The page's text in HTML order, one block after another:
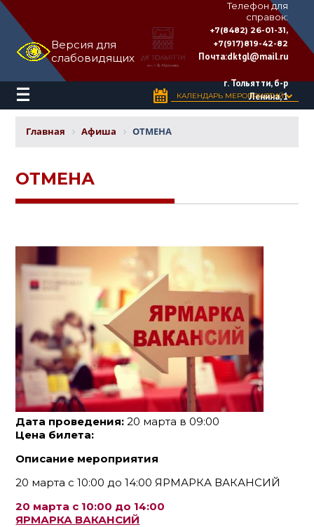
Версия для
слабовидящих
ДВОРЕЦ
КУЛЬТУРЫ
«ТОЛЬЯТТИ»
имени
Телефон для
справок:
+7(8482) 26-01-31,
+7(917)819-42-82
Почта:dktgl@mail.ru
г. Тольятти, б-р
Ленина, 1
КАЛЕНДАРЬ МЕРОПРИЯТИЙ
Главная Афиша ОТМЕНА
ОТМЕНА
Дата проведения: 20 марта в 09:00
Цена билета:
Описание мероприятия
20 марта с 10:00 до 14:00 ЯРМАРКА ВАКАНСИЙ
20 марта с 10:00 до 14:00
ЯРМАРКА ВАКАНСИЙ